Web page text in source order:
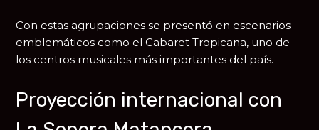
Con estas agrupaciones se presentó en escenarios
emblemáticos como elCabaret Tropicana, uno de
los centros musicales más importantes del país.
Proyección internacional con